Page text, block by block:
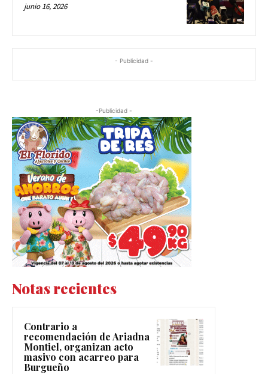
junio 16, 2026
- Publicidad -
-Publicidad -
Notas recientes
Contrario a
recomendación de Ariadna
Montiel, organizan acto
masivo con acarreo para
Burgueño